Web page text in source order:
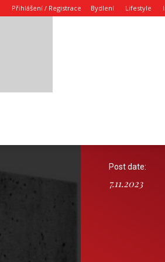
Přihlášení / Registrace Bydlení Lifestyle
Post date:
7.11.2023